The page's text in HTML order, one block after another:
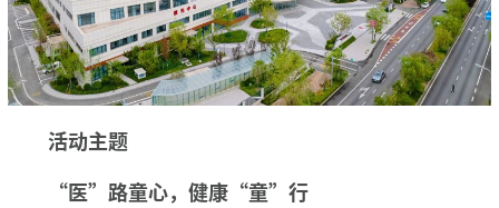
活动主题
“医”路童心，健康“童”行